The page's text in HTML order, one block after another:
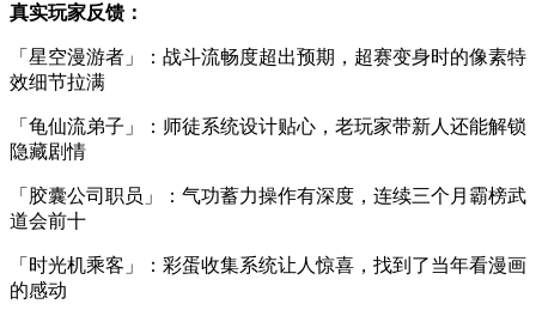
真实玩家反馈：
「星空漫游者」：战斗流畅度超出预期，超赛变身时的像素特
效细节拉满
「龟仙流弟子」：师徒系统设计贴心，老玩家带新人还能解锁
隐藏剧情
「胶囊公司职员」：气功蓄力操作有深度，连续三个月霸榜武
道会前十
「时光机乘客」：彩蛋收集系统让人惊喜，找到了当年看漫画
的感动